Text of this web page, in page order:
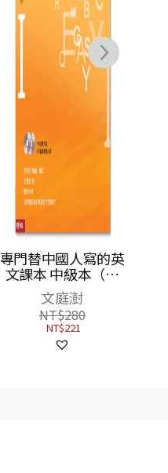
專門替中國人寫的英
文課本 中級本（上
冊）（三版）
文庭澍
NT$280
NT$221